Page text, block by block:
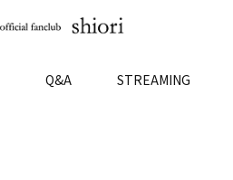
Q&A STREAMING